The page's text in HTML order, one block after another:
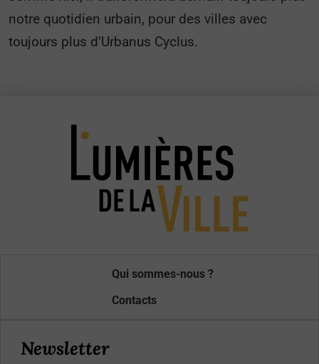
notre quotidien urbain, pour des villes avec
toujours plus d’Urbanus Cyclus.
Qui sommes-nous ?
Contacts
Newsletter